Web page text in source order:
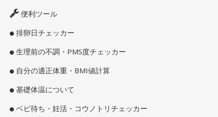
便利ツール
排卵日チェッカー
生理前の不調・PMS度チェッカー
自分の適正体重・BMI値計算
基礎体温について
ベビ待ち・妊活・コウノトリチェッカー